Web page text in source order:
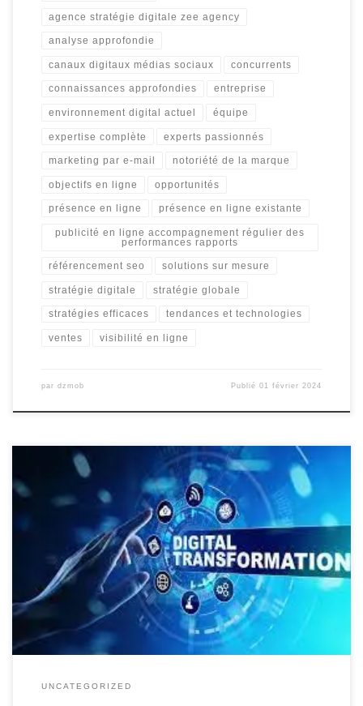
agence stratégie digitale zee agency
analyse approfondie
canaux digitaux médias sociaux concurrents
connaissances approfondies entreprise
environnement digital actuel équipe
expertise complète experts passionnés
marketing par e-mail notoriété de la marque
objectifs en ligne opportunités
présence en ligne présence en ligne existante
publicité en ligne accompagnement régulier des
performances rapports
référencement seo solutions sur mesure
stratégie digitale stratégie globale
stratégies efficaces tendances et technologies
ventes visibilité en ligne
par dzmob Publié01 février 2024
La transformation digitale : un enjeu majeur pour le marketing
Dans un monde de plus en plus connecté, la transformation
digitale est devenue une priorité pour les entreprises qui
souhaitent rester compétitives sur le marché. Parmi les domaines
les plus impactés par cette révolution technologique se trouve le
marketing. En […]
UNCATEGORIZED